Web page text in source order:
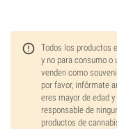
Todos los productos
y no para consumo
venden como
por favor, infórmate
eres mayor de edad
responsable de
productos de